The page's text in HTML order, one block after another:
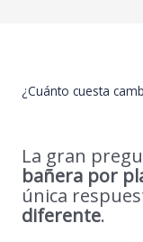
¿Cuánto cuesta
La gran
bañera por
única
diferente.